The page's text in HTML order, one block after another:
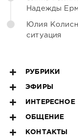
Надежды
Юлия
ситуация
РУБРИКИ
ЭФИРЫ
ИНТЕРЕСНОЕ
ОБЩЕНИЕ
КОНТАКТЫ